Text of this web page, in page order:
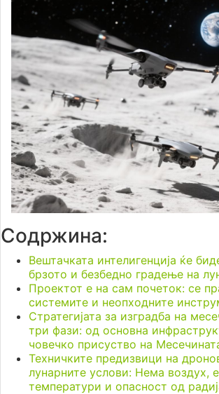
Содржина:
Вештачката интелигенција ќе
брзото и безбедно градење на
Проектот е на сам почеток: се
системите и неопходните
Стратегијата за изградба на
три фази: од основна
човечко присуство на
Техничките предизвици на
лунарните услови: Нема воздух,
температури и опасност од